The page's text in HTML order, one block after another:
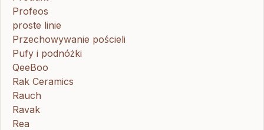
Profeos
proste linie
Przechowywanie pościeli
Pufy i podnóżki
QeeBoo
Rak Ceramics
Rauch
Ravak
Rea